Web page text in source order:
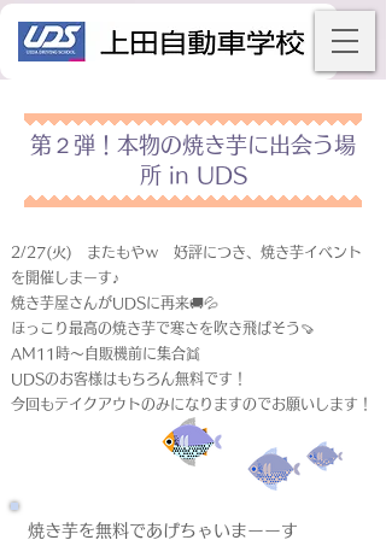
第２弾！本物の焼き芋に出会う場
所 in UDS
2/27(火) またもやｗ 好評につき、焼き芋イベント
を開催しまーす♪
焼き芋屋さんがUDSに再来🚚💦
ほっこり最高の焼き芋で寒さを吹き飛ばそう🍠
AM11時～自販機前に集合👯
UDSのお客様はもちろん無料です！
今回もテイクアウトのみになりますのでお願いします！
焼き芋を無料であげちゃいまーーす